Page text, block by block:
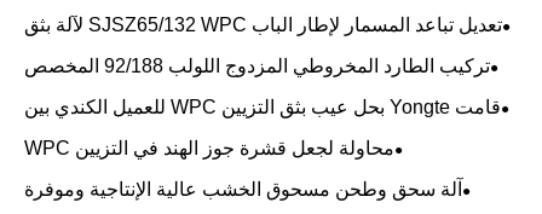
تعديل تباعد المسمار لإطار الباب SJSZ65/132 WPC لآلة بثق
المسمار المزدوج المخروطي
تركيب الطارد المخروطي المزدوج اللولب 92/188 المخصص
قامت Yongte بحل عيب بثق التزيين WPC للعميل الكندي بين
عشية وضحاها
محاولة لجعل قشرة جوز الهند في التزيين WPC
آلة سحق وطحن مسحوق الخشب عالية الإنتاجية وموفرة